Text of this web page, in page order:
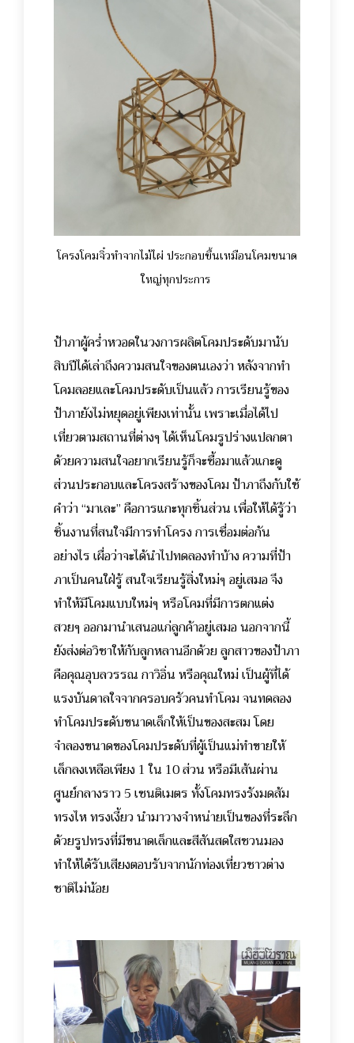
โครงโคมจิ๋วทำจากไม้ไผ่ ประกอบขึ้นเหมือนโคมขนาด
ใหญ่ทุกประการ
ป้าภาผู้คร่ำหวอดในวงการผลิตโคมประดับมานับ
สิบปีได้เล่าถึงความสนใจของตนเองว่า หลังจากทำ
โคมลอยและโคมประดับเป็นแล้ว การเรียนรู้ของ
ป้าภายังไม่หยุดอยู่เพียงเท่านั้น เพราะเมื่อได้ไป
เที่ยวตามสถานที่ต่างๆ ได้เห็นโคมรูปร่างแปลกตา
ด้วยความสนใจอยากเรียนรู้ก็จะซื้อมาแล้วแกะดู
ส่วนประกอบและโครงสร้างของโคม ป้าภาถึงกับใช้
คำว่า “มาเละ” คือการแกะทุกชิ้นส่วน เพื่อให้ได้รู้ว่า
ชิ้นงานที่สนใจมีการทำโครง การเชื่อมต่อกัน
อย่างไร เผื่อว่าจะได้นำไปทดลองทำบ้าง ความที่ป้า
ภาเป็นคนใฝ่รู้ สนใจเรียนรู้สิ่งใหม่ๆ อยู่เสมอ จึง
ทำให้มีโคมแบบใหม่ๆ หรือโคมที่มีการตกแต่ง
สวยๆ ออกมานำเสนอแก่ลูกค้าอยู่เสมอ นอกจากนี้
ยังส่งต่อวิชาให้กับลูกหลานอีกด้วย ลูกสาวของป้าภา
คือคุณอุบลวรรณ กาวิอิ่น หรือคุณใหม่ เป็นผู้ที่ได้
แรงบันดาลใจจากครอบครัวคนทำโคม จนทดลอง
ทำโคมประดับขนาดเล็กให้เป็นของสะสม โดย
จำลองขนาดของโคมประดับที่ผู้เป็นแม่ทำขายให้
เล็กลงเหลือเพียง 1 ใน 10 ส่วน หรือมีเส้นผ่าน
ศูนย์กลางราว 5 เซนติเมตร ทั้งโคมทรงรังมดส้ม
ทรงไห ทรงเงี้ยว นำมาวางจำหน่ายเป็นของที่ระลึก
ด้วยรูปทรงที่มีขนาดเล็กและสีสันสดใสชวนมอง
ทำให้ได้รับเสียงตอบรับจากนักท่องเที่ยวชาวต่าง
ชาติไม่น้อย